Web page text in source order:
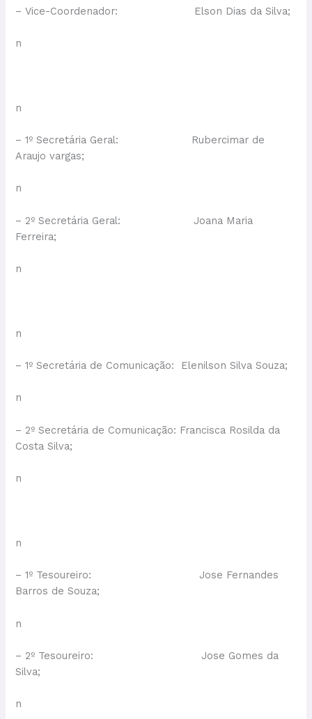
– Vice-Coordenador: Elson Dias da Silva;
n
n
– 1º Secretária Geral: Rubercimar de
Araujo vargas;
n
– 2º Secretária Geral: Joana Maria
Ferreira;
n
n
– 1º Secretária de Comunicação: Elenilson Silva Souza;
n
– 2º Secretária de Comunicação: Francisca Rosilda da
Costa Silva;
n
n
– 1º Tesoureiro: Jose Fernandes
Barros de Souza;
n
– 2º Tesoureiro: Jose Gomes da
Silva;
n